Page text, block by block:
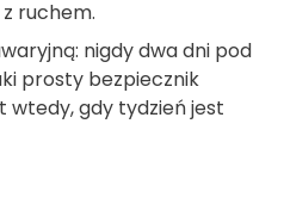
ruchem.
nigdy dwa dni pod
prosty bezpiecznik
gdy tydzień jest